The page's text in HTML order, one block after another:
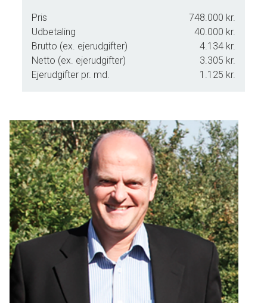
Pris
748.000 kr.
Udbetaling
40.000 kr.
Brutto (ex. ejerudgifter)
4.134 kr.
Netto (ex. ejerudgifter)
3.305 kr.
Ejerudgifter pr. md.
1.125 kr.